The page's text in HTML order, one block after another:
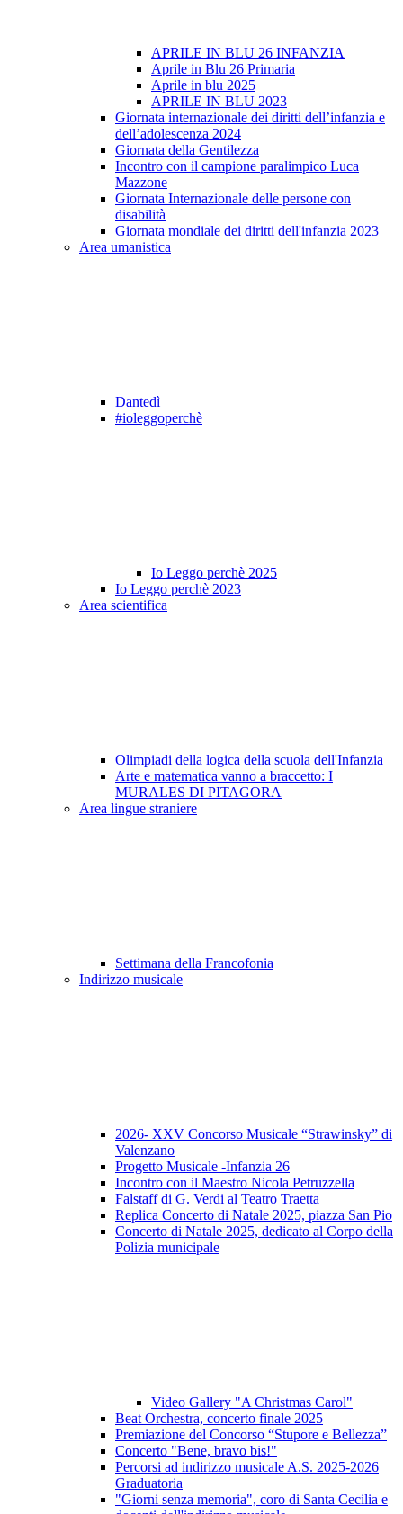
APRILE IN BLU 26 INFANZIA
Aprile in Blu 26 Primaria
Aprile in blu 2025
APRILE IN BLU 2023
Giornata internazionale dei diritti dell’infanzia e
dell’adolescenza 2024
Giornata della Gentilezza
Incontro con il campione paralimpico Luca
Mazzone
Giornata Internazionale delle persone con
disabilità
Giornata mondiale dei diritti dell'infanzia 2023
Area umanistica
Dantedì
#ioleggoperchè
Io Leggo perchè 2025
Io Leggo perchè 2023
Area scientifica
Olimpiadi della logica della scuola dell'Infanzia
Arte e matematica vanno a braccetto: I
MURALES DI PITAGORA
Area lingue straniere
Settimana della Francofonia
Indirizzo musicale
2026- XXV Concorso Musicale “Strawinsky” di
Valenzano
Progetto Musicale -Infanzia 26
Incontro con il Maestro Nicola Petruzzella
Falstaff di G. Verdi al Teatro Traetta
Replica Concerto di Natale 2025, piazza San Pio
Concerto di Natale 2025, dedicato al Corpo della
Polizia municipale
Video Gallery "A Christmas Carol"
Beat Orchestra, concerto finale 2025
Premiazione del Concorso “Stupore e Bellezza”
Concerto "Bene, bravo bis!"
Percorsi ad indirizzo musicale A.S. 2025-2026
Graduatoria
"Giorni senza memoria", coro di Santa Cecilia e